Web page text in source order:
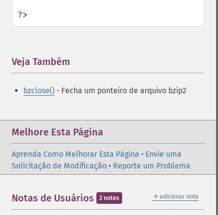
?>
Veja Também
bzclose() - Fecha um ponteiro de arquivo bzip2
Melhore Esta Página
Aprenda Como Melhorar Esta Página • Envie uma
Solicitação de Modificação • Reporte um Problema
＋ adicionar nota
Notas de Usuários 2 notes